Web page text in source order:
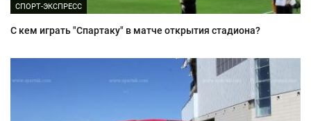
СПОРТ-ЭКСПРЕСС
С кем играть "Спартаку" в матче открытия стадиона?